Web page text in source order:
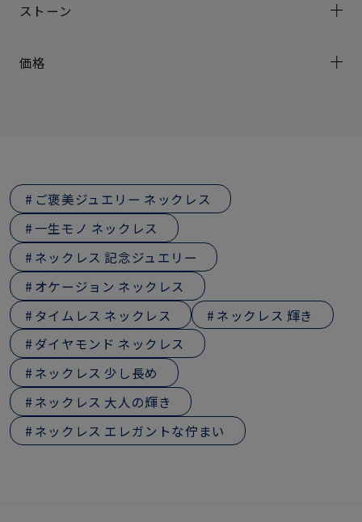
ストーン
価格
ご褒美ジュエリー ネックレス
一生モノ ネックレス
ネックレス 記念ジュエリー
オケージョン ネックレス
タイムレス ネックレス
ネックレス 輝き
ダイヤモンド ネックレス
ネックレス 少し長め
ネックレス 大人の輝き
ネックレス エレガントな佇まい